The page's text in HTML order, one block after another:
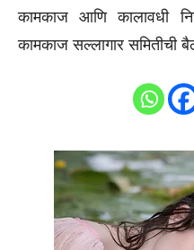
कामकाज आणि कालावधी
कामकाज सल्लागार